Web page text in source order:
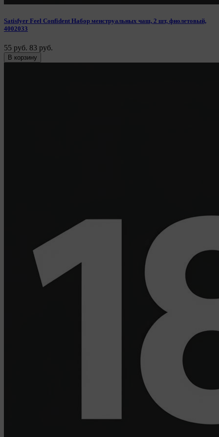
Satisfyer Feel Confident Набор менструальных чаш, 2 шт, фиолетовый,
4002033
55 руб. 83 руб.
В корзину